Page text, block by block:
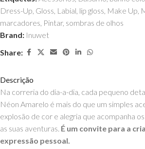
Dress-Up, Gloss, Labial, lip gloss, Make Up,
marcadores, Pintar, sombras de olhos
Brand: Inuwet
Share:
Descrição
Na correria do dia-a-dia, cada pequeno
Néon Amarelo é mais do que um simples
explosão de cor e alegria que acompanha
as suas aventuras. É um convite para a
expressão pessoal.